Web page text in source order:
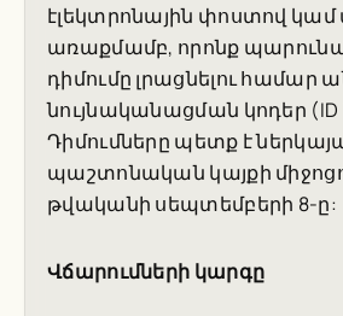
էլեկտրոնային փոստով
առաքմամբ, որոնք
դիմումը լրացնելու համար
նույնականացման կոդեր (ID
Դիմումները պետք է
պաշտոնական կայքի
թվականի սեպտեմբերի 8-ը:
Վճարումների կարգը